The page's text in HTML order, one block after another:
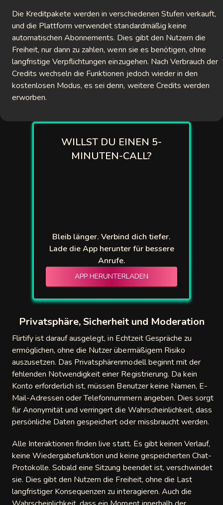
Die Kreditpakete werden in verschiedenen Stufen verkauft,
und die Plattform verwendet standardmäßig keine
automatischen Abonnements. Dies gibt den Nutzern die
Freiheit, nur dann zu zahlen, wenn sie es benötigen, ohne
langfristige Verpflichtungen einzugehen. Nach Verbrauch der
Credits wechseln die Funktionen jedoch wieder in den
kostenlosen Modus, es sei denn, weitere Credits werden
erworben.
WILLST DU EINEN 5-
MINUTEN-CALL?
Bleib länger. Verbind dich tiefer.
Lade die App herunter für bessere
Anrufe.
APP HERUNTERLADEN
Privatsphäre, Sicherheit und Moderation
Flirtify ist darauf ausgelegt, in Echtzeit Gespräche zu
ermöglichen, ohne die Nutzer übermäßigem Risiko
auszusetzen. Das Privatsphärenmodell beginnt mit der
fehlenden Notwendigkeit einer Registrierung. Da kein
Konto erforderlich ist, müssen Benutzer keine Namen, E-
Mail-Adressen oder Telefonnummern angeben. Dies sorgt
für Anonymität und verringert die Wahrscheinlichkeit, dass
persönliche Daten gespeichert oder missbraucht werden.
Alle Interaktionen finden live statt. Es gibt keinen Verlauf,
keine Wiedergabefunktion und keine gespeicherten Chat-
Protokolle. Sobald eine Sitzung beendet ist, verschwindet
sie. Dies gibt den Nutzern die Freiheit, ohne die Last
langfristiger Konsequenzen zu interagieren. Auch die